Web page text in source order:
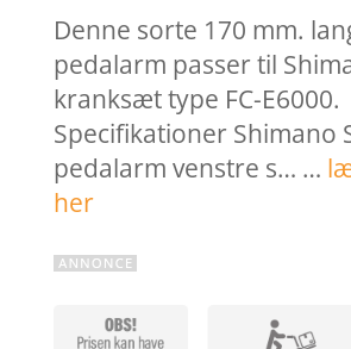
Denne sorte 170 mm.
pedalarm passer til
kranksæt type FC-E6000.
Specifikationer Shimano
pedalarm venstre s… …
her